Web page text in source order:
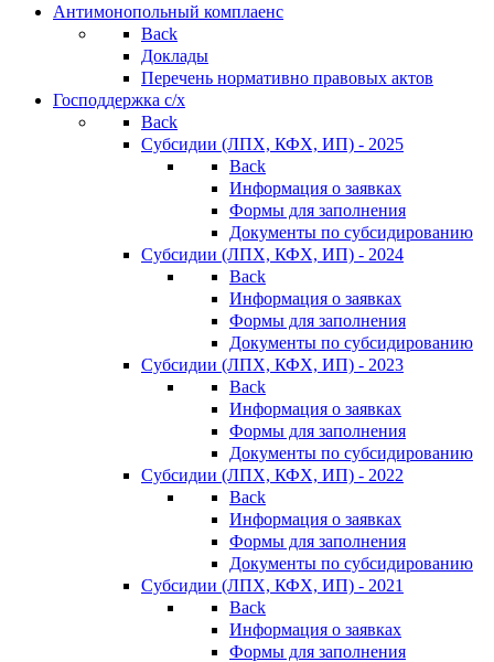
Антимонопольный комплаенс
Back
Доклады
Перечень нормативно правовых актов
Господдержка с/х
Back
Субсидии (ЛПХ, КФХ, ИП) - 2025
Back
Информация о заявках
Формы для заполнения
Документы по субсидированию
Субсидии (ЛПХ, КФХ, ИП) - 2024
Back
Информация о заявках
Формы для заполнения
Документы по субсидированию
Субсидии (ЛПХ, КФХ, ИП) - 2023
Back
Информация о заявках
Формы для заполнения
Документы по субсидированию
Субсидии (ЛПХ, КФХ, ИП) - 2022
Back
Информация о заявках
Формы для заполнения
Документы по субсидированию
Субсидии (ЛПХ, КФХ, ИП) - 2021
Back
Информация о заявках
Формы для заполнения